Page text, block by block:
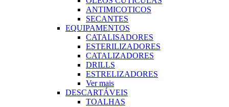
ANTIMICOTICOS
SECANTES
EQUIPAMENTOS
CATALISADORES
ESTERILIZADORES
CATALIZADORES
DRILLS
ESTRELIZADORES
Ver mais
DESCARTÁVEIS
TOALHAS